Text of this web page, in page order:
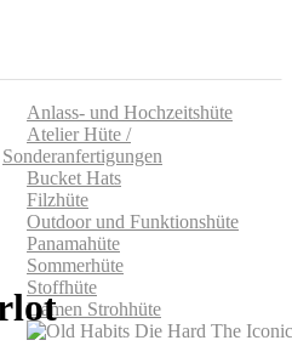
Anlass- und Hochzeitshüte
Atelier Hüte /
Sonderanfertigungen
Bucket Hats
Filzhüte
Outdoor und Funktionshüte
Panamahüte
Sommerhüte
Stoffhüte
Damen Strohhüte